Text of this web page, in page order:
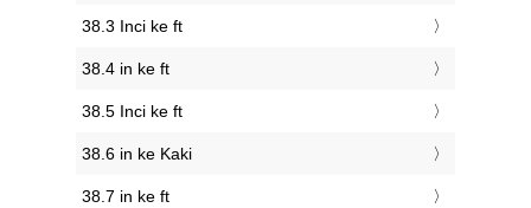
38.3 Inci ke ft
38.4 in ke ft
38.5 Inci ke ft
38.6 in ke Kaki
38.7 in ke ft